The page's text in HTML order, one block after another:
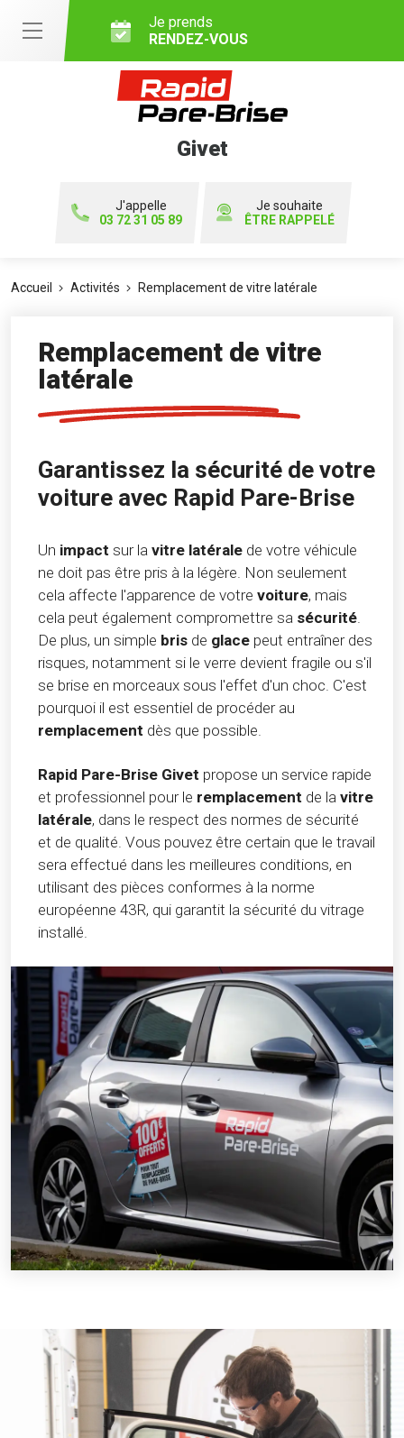
Je prends
RENDEZ-VOUS
Givet
J'appelle
03 72 31 05 89
Je souhaite
ÊTRE RAPPELÉ
Accueil Activités Remplacement de vitre latérale
Remplacement de vitre
latérale
Garantissez la sécurité de votre
voiture avec Rapid Pare-Brise
Un impact sur la vitre latérale de votre véhicule
ne doit pas être pris à la légère. Non seulement
cela affecte l'apparence de votre voiture, mais
cela peut également compromettre sa sécurité.
De plus, un simple bris de glace peut entraîner des
risques, notamment si le verre devient fragile ou s'il
se brise en morceaux sous l'effet d'un choc. C'est
pourquoi il est essentiel de procéder au
remplacement dès que possible.
Rapid Pare-Brise Givet propose un service rapide
et professionnel pour le remplacement de la vitre
latérale, dans le respect des normes de sécurité
et de qualité. Vous pouvez être certain que le travail
sera effectué dans les meilleures conditions, en
utilisant des pièces conformes à la norme
européenne 43R, qui garantit la sécurité du vitrage
installé.